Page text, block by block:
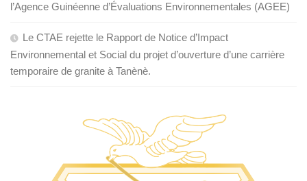
l’Agence Guinéenne d’Évaluations Environnementales (AGEE)
Le CTAE rejette le Rapport de Notice d’Impact
Environnemental et Social du projet d’ouverture d’une carrière
temporaire de granite à Tanènè.